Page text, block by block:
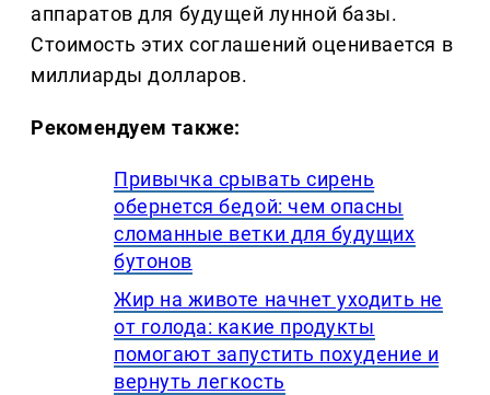
аппаратов для будущей лунной базы.
Стоимость этих соглашений оценивается в
миллиарды долларов.
Рекомендуем также:
Привычка срывать сирень
обернется бедой: чем опасны
сломанные ветки для будущих
бутонов
Жир на животе начнет уходить не
от голода: какие продукты
помогают запустить похудение и
вернуть легкость